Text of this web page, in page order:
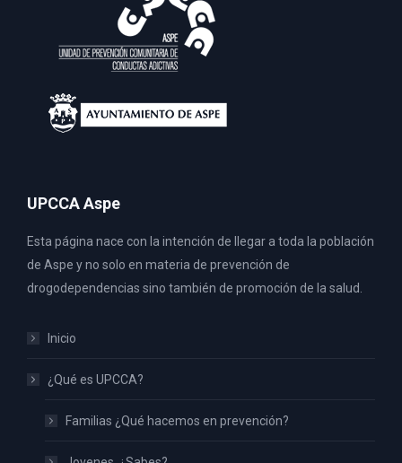
UPCCA Aspe
Esta página nace con la intención de llegar a toda la población
de Aspe y no solo en materia de prevención de
drogodependencias sino también de promoción de la salud.
Inicio
¿Qué es UPCCA?
Familias ¿Qué hacemos en prevención?